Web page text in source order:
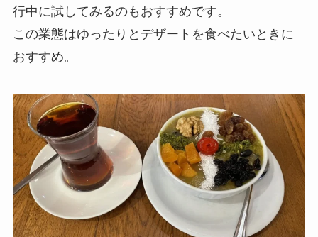
行中に試してみるのもおすすめです。
この業態はゆったりとデザートを食べたいときに
おすすめ。